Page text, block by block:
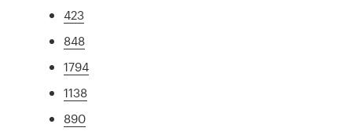
423
848
1794
1138
890